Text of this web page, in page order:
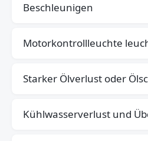
Beschleunigen
Motorkontrollleuchte
Starker Ölverlust oder
Kühlwasserverlust und